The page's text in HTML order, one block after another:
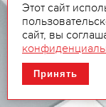
Этот сайт
сайт, вы
Принять